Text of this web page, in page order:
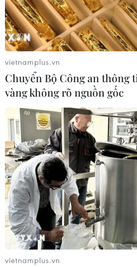
TIN CÙNG CHUYÊN MỤC
Thị trường vaccine thế giới
hướng sang người cao tuổi
08/08/2026 15:01
Chuyên gia Nhật Bản nói Việt
nên ưu tiên sản xuất và đóng gói
bán dẫn
08/08/2026 13:28
vietnamplus.vn
Chuyển Bộ Công an thông
vàng không rõ nguồn gốc
vietnamplus.vn